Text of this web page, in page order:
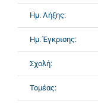
Ημ. Λήξης:
Ημ. Έγκρισης:
Σχολή:
Τομέας: